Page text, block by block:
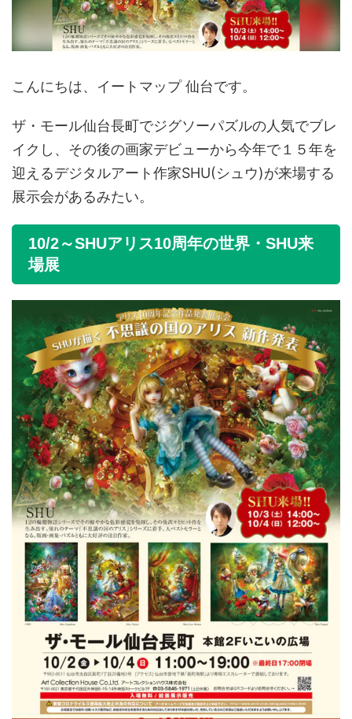
こんにちは、イートマップ 仙台です。
ザ・モール仙台長町でジグソーパズルの人気でブレ
イクし、その後の画家デビューから今年で１５年を
迎えるデジタルアート作家SHU(シュウ)が来場する
展示会があるみたい。
10/2～SHUアリス10周年の世界・SHU来
場展